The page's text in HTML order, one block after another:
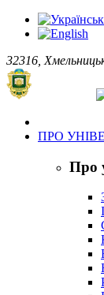
32316,
ПРО
Про